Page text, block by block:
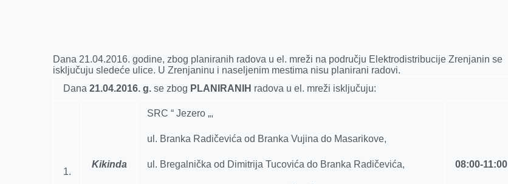
o
n
g
d
A
p
Dana 21.04.2016. godine, zbog planiranih radova u el. mreži na području Elektrodistribucije Zrenjanin se
isključuju sledeće ulice. U Zrenjaninu i naseljenim mestima nisu planirani radovi.
Dana21.04.2016. g. se zbog PLANIRANIH radova u el. mreži isklјučuju:
1.
Kikinda
SRC “ Jezero „,
ul. Branka Radičevića od Branka Vujina do Masarikove,
ul. Bregalnička od Dimitrija Tucovića do Branka Radičevića, 08:00-11:00